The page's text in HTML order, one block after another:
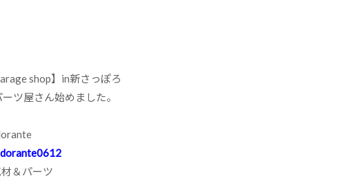
shop】 in新さっぽろ
ツ屋さん始めました。
＆パーツ